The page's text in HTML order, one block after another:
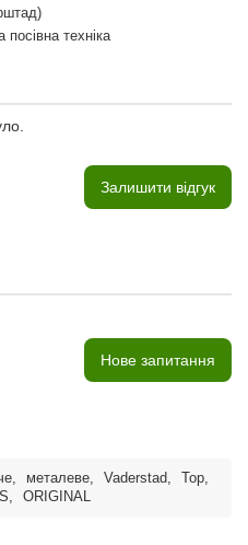
посівна техніка
Залишити відгук
Нове запитання
, металеве, Vaderstad, Top,
, ORIGINAL